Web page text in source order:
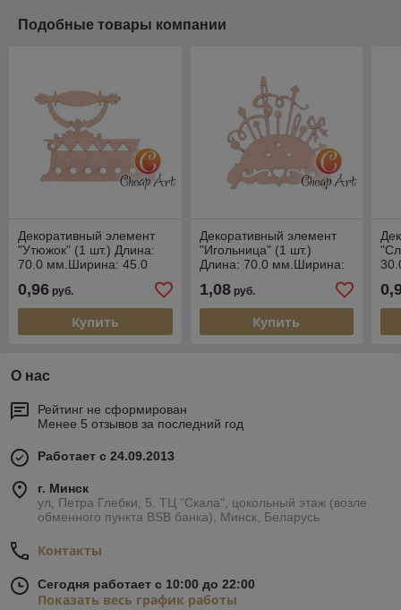
Подобные товары компании
Декоративный элемент
"Утюжок" (1 шт.) Длина:
70.0 мм.Ширина: 45.0
0,96 руб.
Купить
Декоративный элемент
"Игольница" (1 шт.)
Длина: 70.0 мм.Ширина:
мм.Артикул: 01938
1,08руб.
Купить
О нас
Рейтинг не сформирован
Менее 5 отзывов за последний год
Работает с 24.09.2013
г. Минск
ул, Петра Глебки, 5. ТЦ "Скала", цокольный этаж (возле
обменного пункта BSB банка), Минск, Беларусь
Контакты
Сегодня работает с 10:00 до 22:00
Показать весь график работы